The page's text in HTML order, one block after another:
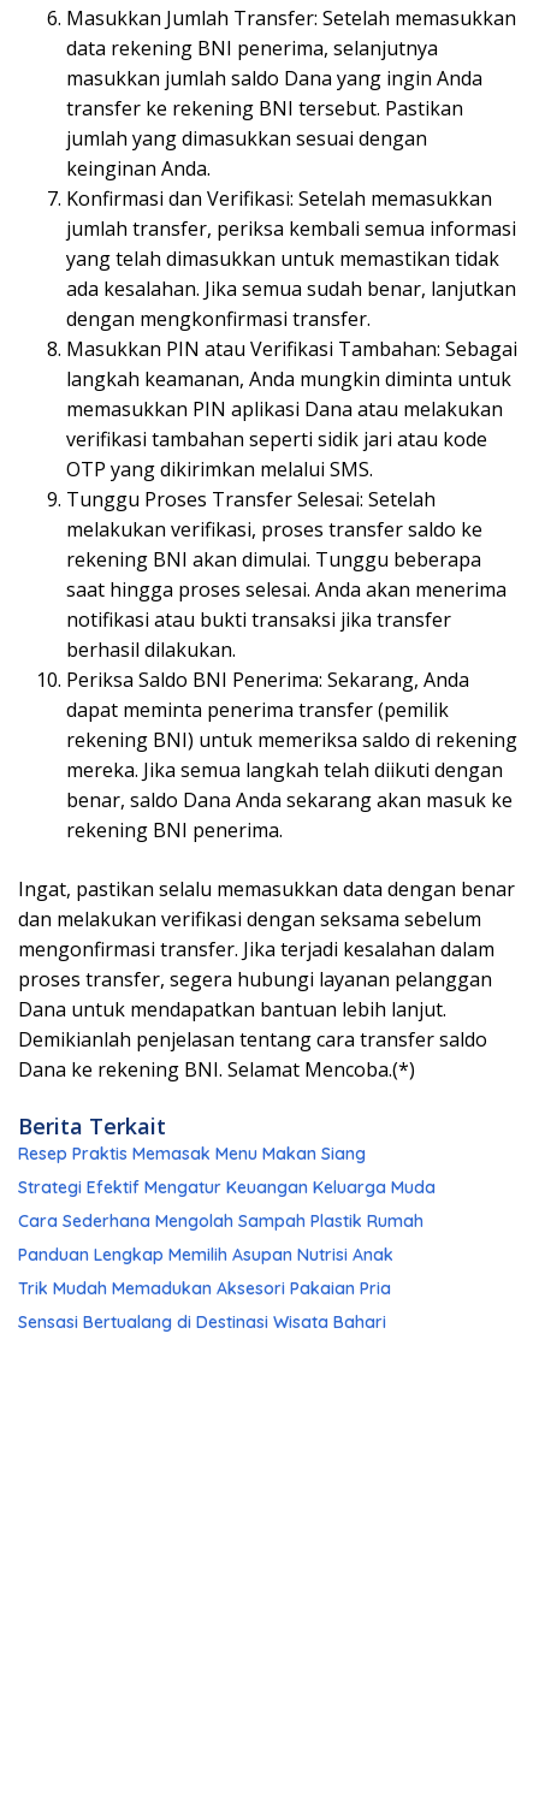
Masukkan Jumlah Transfer: Setelah memasukkan
data rekening BNI penerima, selanjutnya
masukkan jumlah saldo Dana yang ingin Anda
transfer ke rekening BNI tersebut. Pastikan
jumlah yang dimasukkan sesuai dengan
keinginan Anda.
Konfirmasi dan Verifikasi: Setelah memasukkan
jumlah transfer, periksa kembali semua informasi
yang telah dimasukkan untuk memastikan tidak
ada kesalahan. Jika semua sudah benar, lanjutkan
dengan mengkonfirmasi transfer.
Masukkan PIN atau Verifikasi Tambahan: Sebagai
langkah keamanan, Anda mungkin diminta untuk
memasukkan PIN aplikasi Dana atau melakukan
verifikasi tambahan seperti sidik jari atau kode
OTP yang dikirimkan melalui SMS.
Tunggu Proses Transfer Selesai: Setelah
melakukan verifikasi, proses transfer saldo ke
rekening BNI akan dimulai. Tunggu beberapa
saat hingga proses selesai. Anda akan menerima
notifikasi atau bukti transaksi jika transfer
berhasil dilakukan.
Periksa Saldo BNI Penerima: Sekarang, Anda
dapat meminta penerima transfer (pemilik
rekening BNI) untuk memeriksa saldo di rekening
mereka. Jika semua langkah telah diikuti dengan
benar, saldo Dana Anda sekarang akan masuk ke
rekening BNI penerima.
Ingat, pastikan selalu memasukkan data dengan benar
dan melakukan verifikasi dengan seksama sebelum
mengonfirmasi transfer. Jika terjadi kesalahan dalam
proses transfer, segera hubungi layanan pelanggan
Dana untuk mendapatkan bantuan lebih lanjut.
Demikianlah penjelasan tentang cara transfer saldo
Dana ke rekening BNI. Selamat Mencoba.(*)
Berita Terkait
Resep Praktis Memasak Menu Makan Siang
Strategi Efektif Mengatur Keuangan Keluarga Muda
Cara Sederhana Mengolah Sampah Plastik Rumah
Panduan Lengkap Memilih Asupan Nutrisi Anak
Trik Mudah Memadukan Aksesori Pakaian Pria
Sensasi Bertualang di Destinasi Wisata Bahari